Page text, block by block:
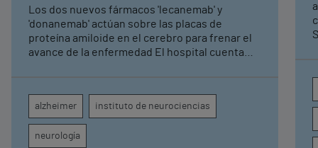
Los dos nuevos fármacos 'lecanemab' y
'donanemab' actúan sobre las placas de
proteína amiloide en el cerebro para frenar el
avance de la enfermedad El hospital cuenta
seguimiento clínico de cada paciente
alzheimer instituto de neurociencias
neurología